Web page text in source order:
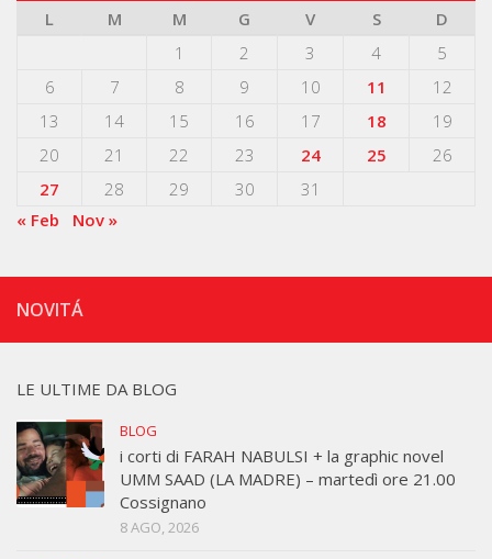
L
M M G V S
D
1
2 3 4
5
6
7 8 9 10 11
12
13
14 15 16 17 18
19
20
21 22 23 24 25
26
27
28 29 30
31
« Feb
Nov »
NOVITÁ
LE ULTIME DA BLOG
BLOG
i corti di FARAH NABULSI + la graphic novel
UMM SAAD (LA MADRE) – martedì ore 21.00
Cossignano
8 AGO, 2026